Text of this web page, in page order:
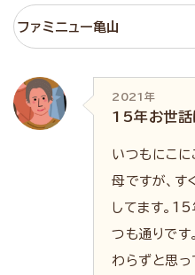
2021年
15年お世話
いつもにこに
母ですが、す
してます。
つも通りです
わらずと思っ